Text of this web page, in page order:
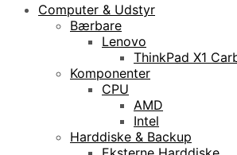
Computer & Udstyr
Bærbare
Lenovo
ThinkPad X1
Komponenter
CPU
AMD
Intel
Harddiske & Backup